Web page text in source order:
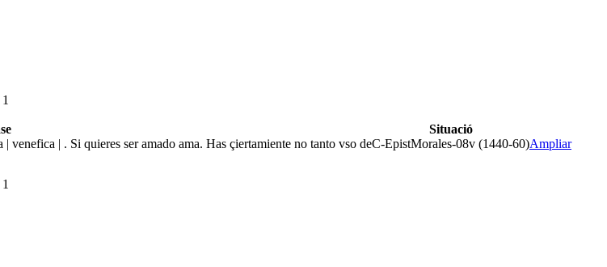
Situació
| . Si quieres ser amado ama. Has çiertamiente no tanto vso deC-EpistMorales-08v (1440-60)Ampliar